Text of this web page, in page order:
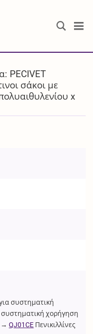
PECIVET
σάκοι με
x
συστηματική
συστηματική χορήγηση
→QJ01CE Πενικιλλίνες